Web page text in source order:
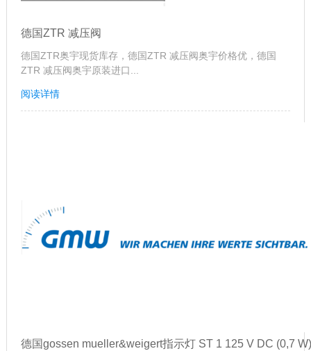
德国ZTR 减压阀
德国ZTR奥宇现货库存，德国ZTR 减压阀奥宇价格优，德国
ZTR 减压阀奥宇原装进口...
阅读详情
德国gossen mueller&weigert指示灯 ST 1 125 V DC (0,7 W)